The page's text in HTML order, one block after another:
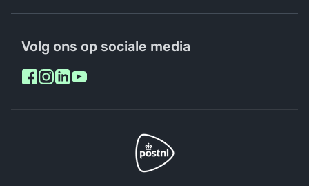
Volg ons op sociale media